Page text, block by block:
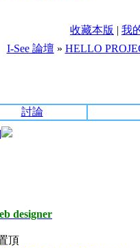
收藏本版 | 我
I-See 論壇 » HELLO
討論
designer